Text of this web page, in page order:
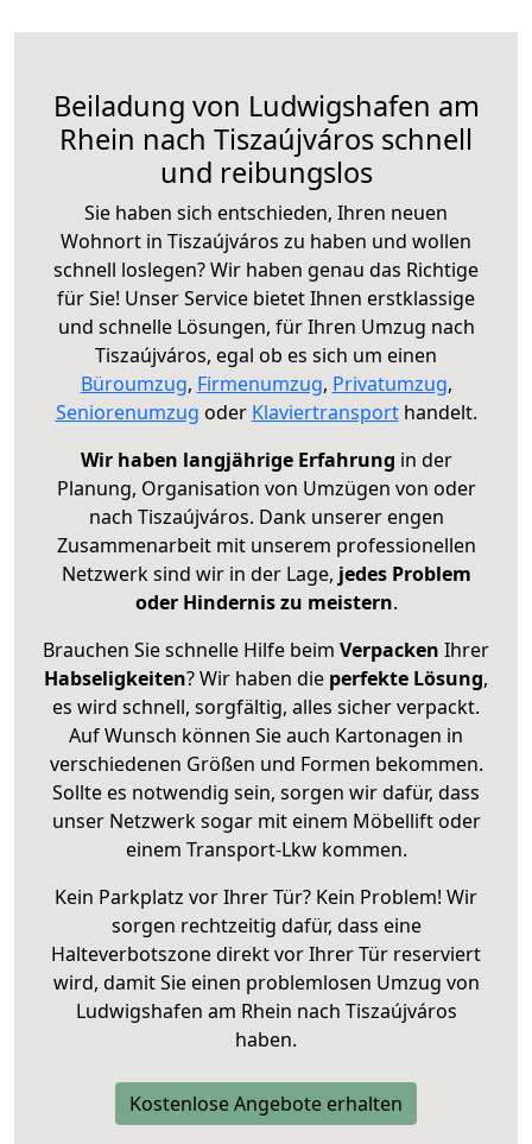
Beiladung von Ludwigshafen am
Rhein nach Tiszaújváros schnell
und reibungslos
Sie haben sich entschieden, Ihren neuen
Wohnort in Tiszaújváros zu haben und wollen
schnell loslegen? Wir haben genau das Richtige
für Sie! Unser Service bietet Ihnen erstklassige
und schnelle Lösungen, für Ihren Umzug nach
Tiszaújváros, egal ob es sich um einen
Büroumzug, Firmenumzug, Privatumzug,
Seniorenumzug oder Klaviertransporthandelt.
Wir haben langjährige Erfahrung in der
Planung, Organisation von Umzügen von oder
nach Tiszaújváros. Dank unserer engen
Zusammenarbeit mit unserem professionellen
Netzwerk sind wir in der Lage, jedes Problem
oder Hindernis zu meistern.
Brauchen Sie schnelle Hilfe beim Verpacken Ihrer
Habseligkeiten? Wir haben die perfekte Lösung,
es wird schnell, sorgfältig, alles sicher verpackt.
Auf Wunsch können Sie auch Kartonagen in
verschiedenen Größen und Formen bekommen.
Sollte es notwendig sein, sorgen wir dafür, dass
unser Netzwerk sogar mit einem Möbellift oder
einem Transport-Lkw kommen.
Kein Parkplatz vor Ihrer Tür? Kein Problem! Wir
sorgen rechtzeitig dafür, dass eine
Halteverbotszone direkt vor Ihrer Tür reserviert
wird, damit Sie einen problemlosen Umzug von
Ludwigshafen am Rhein nach Tiszaújváros
haben.
Kostenlose Angebote erhalten